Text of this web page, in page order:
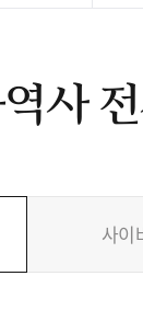
사
사이